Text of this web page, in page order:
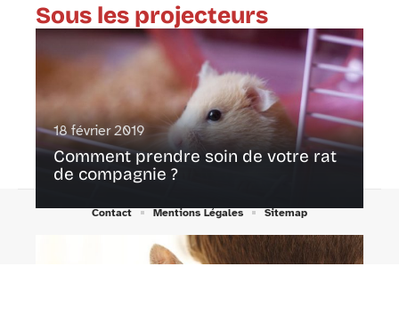
Sous les projecteurs
18 février 2019
Comment prendre soin de votre rat
de compagnie ?
© 2025 | xanima.eu
Contact Mentions Légales Sitemap